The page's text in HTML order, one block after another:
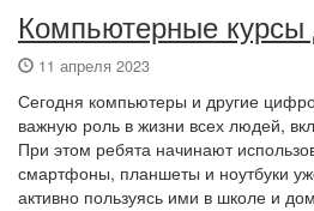
Компьютерные курсы
11 апреля 2023
Сегодня компьютеры и другие
важную роль в жизни всех людей,
При этом ребята начинают
смартфоны, планшеты и ноутбуки
активно пользуясь ими в школе и